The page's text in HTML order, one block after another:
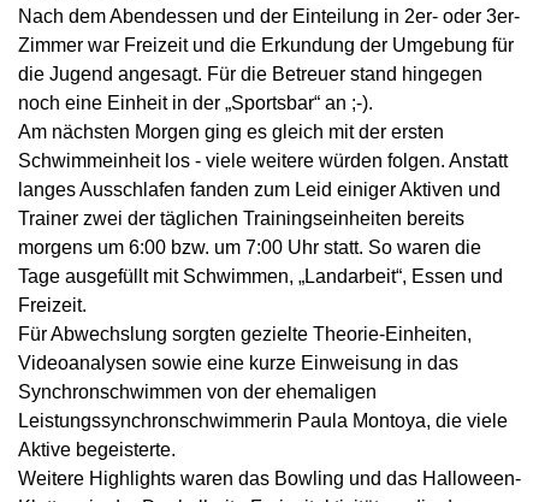
Nach dem Abendessen und der Einteilung in 2er- oder 3er-
Zimmer war Freizeit und die Erkundung der Umgebung für
die Jugend angesagt. Für die Betreuer stand hingegen
noch eine Einheit in der „Sportsbar“ an ;-).
Am nächsten Morgen ging es gleich mit der ersten
Schwimmeinheit los - viele weitere würden folgen. Anstatt
langes Ausschlafen fanden zum Leid einiger Aktiven und
Trainer zwei der täglichen Trainingseinheiten bereits
morgens um 6:00 bzw. um 7:00 Uhr statt. So waren die
Tage ausgefüllt mit Schwimmen, „Landarbeit“, Essen und
Freizeit.
Für Abwechslung sorgten gezielte Theorie-Einheiten,
Videoanalysen sowie eine kurze Einweisung in das
Synchronschwimmen von der ehemaligen
Leistungssynchronschwimmerin Paula Montoya, die viele
Aktive begeisterte.
Weitere Highlights waren das Bowling und das Halloween-